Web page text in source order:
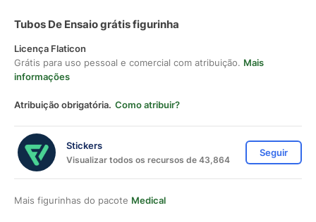
Tubos De Ensaio grátis figurinha
Licença Flaticon
Grátis para uso pessoal e comercial com atribuição. Mais
informações
Atribuição obrigatória. Como atribuir?
Stickers
Visualizar todos os recursos de 43,864
Seguir
Mais figurinhas do pacote Medical